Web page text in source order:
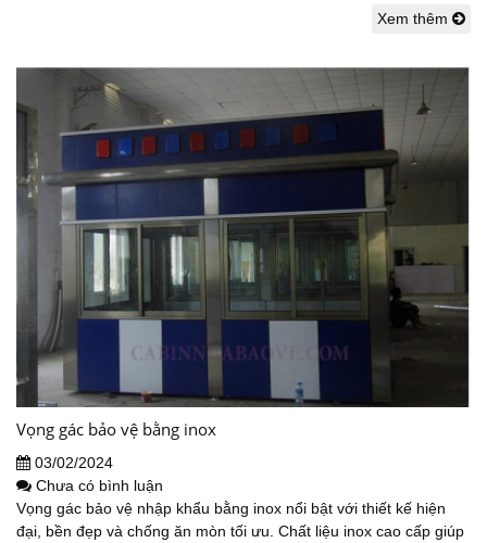
Xem thêm
Vọng gác bảo vệ bằng inox
03/02/2024
Chưa có bình luận
Vọng gác bảo vệ nhập khẩu bằng inox nổi bật với thiết kế hiện
đại, bền đẹp và chống ăn mòn tối ưu. Chất liệu inox cao cấp giúp